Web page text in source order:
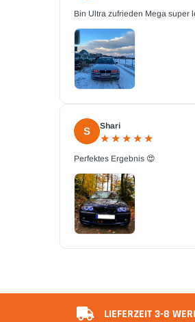
Bin Ultra zufrieden Mega super
S Shari
★
★ ★
★ ★
★ ★
★ ★
★
Perfektes Ergebnis 😍
LIEFERZEIT 3-8